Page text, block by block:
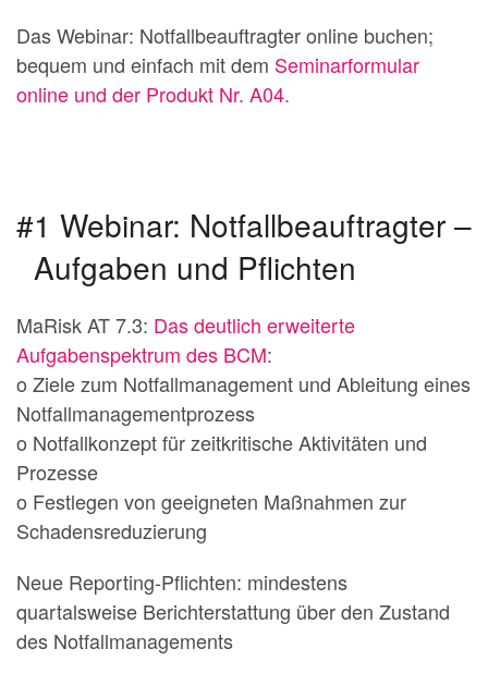
Das Webinar: Notfallbeauftragter online buchen;
bequem und einfach mit dem Seminarformular
online und der Produkt Nr. A04.
#1 Webinar: Notfallbeauftragter –
Aufgaben und Pflichten
MaRisk AT 7.3: Das deutlich erweiterte
Aufgabenspektrum des BCM:
o Ziele zum Notfallmanagement und Ableitung eines
Notfallmanagementprozess
o Notfallkonzept für zeitkritische Aktivitäten und
Prozesse
o Festlegen von geeigneten Maßnahmen zur
Schadensreduzierung
Neue Reporting-Pflichten: mindestens
quartalsweise Berichterstattung über den Zustand
des Notfallmanagements